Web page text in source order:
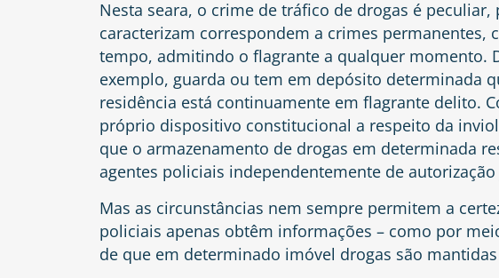
Nesta seara, o crime de tráfico de drogas é
caracterizam correspondem a crimes permanentes,
tempo, admitindo o flagrante a qualquer momento.
exemplo, guarda ou tem em depósito determinada
residência está continuamente em flagrante delito.
próprio dispositivo constitucional a respeito da
que o armazenamento de drogas em determinada
agentes policiais independentemente de
Mas as circunstâncias nem sempre permitem a
policiais apenas obtêm informações – como por
de que em determinado imóvel drogas são